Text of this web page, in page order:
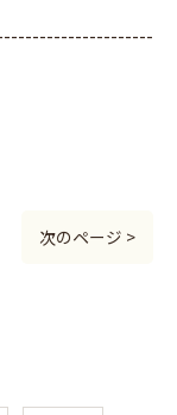
次のページ >